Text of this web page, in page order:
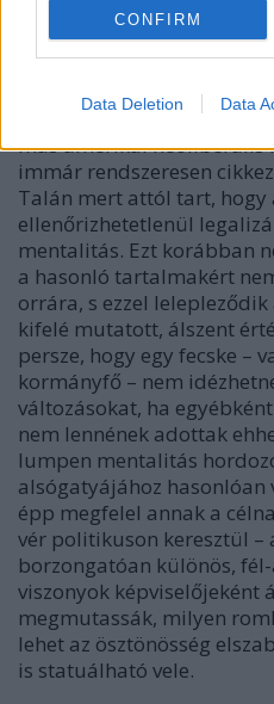
CONFIRM
Data Deletion Data
Nem véletlen, hogy a
szócsöve, aNew York Times
Cornstein
, a bunkó
öltözékben zajlott
más amerikai
immár rendszeresen cikkez
Talán mert attól tart,
ellenőrizhetetlenül
mentalitás. Ezt korábban
a hasonló tartalmakért
orrára, s ezzel
kifelé mutatott, álszent
persze, hogy egy fecske –
kormányfő – nem
változásokat, ha
nem lennének adottak
lumpen mentalitás
alsógatyájához hasonlóan
épp megfelel annak a
vér politikuson keresztül –
borzongatóan különös,
viszonyok képviselőjeként
megmutassák, milyen
lehet az ösztönösség
is statuálható vele.